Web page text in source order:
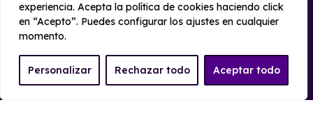
experiencia. Acepta la política de cookies haciendo click
en “Acepto”. Puedes configurar los ajustes en cualquier
momento.
Personalizar Rechazar todo Aceptar todo
© 2020 - 2026 Alhambra Renting
Aviso legal y Privacidad